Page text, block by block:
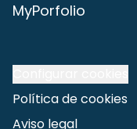
MyPorfolio
Política de cookies
Aviso legal